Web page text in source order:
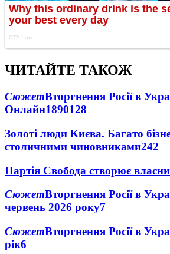
ЧИТАЙТЕ ТАКОЖ
СюжетВторгнення Росії в
Онлайн1890128
Золоті люди Києва. Багато
столичними чиновниками242
Партія Свобода створює
СюжетВторгнення Росії в
червень 2026 року7
СюжетВторгнення Росії в
рік6